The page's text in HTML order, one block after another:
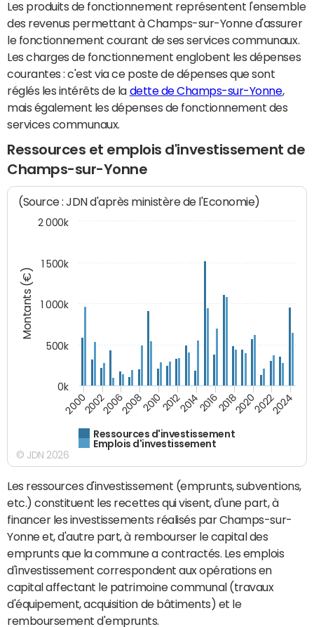
Les produits de fonctionnement représentent l'ensemble
des revenus permettant à Champs-sur-Yonne d'assurer
le fonctionnement courant de ses services communaux.
Les charges de fonctionnement englobent les dépenses
courantes : c'est via ce poste de dépenses que sont
réglés les intérêts de la dette de Champs-sur-Yonne,
mais également les dépenses de fonctionnement des
services communaux.
Ressources et emplois d'investissement de
Champs-sur-Yonne
Montants (€)
(Source : JDN d'après ministère de l'Economie)
Ressources d'investissement
Emplois d'investissement
200020022006200820102012201420162018202020222024
0k
500k
1 000k
1 500k
2 000k
© JDN 2026
Les ressources d'investissement (emprunts, subventions,
etc.) constituent les recettes qui visent, d'une part, à
financer les investissements réalisés par Champs-sur-
Yonne et, d'autre part, à rembourser le capital des
emprunts que la commune a contractés. Les emplois
d'investissement correspondent aux opérations en
capital affectant le patrimoine communal (travaux
d'équipement, acquisition de bâtiments) et le
remboursement d'emprunts.